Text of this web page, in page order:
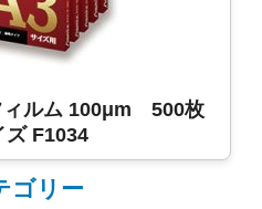
ィルム 100μm 500枚
ズ F1034
ゴリー